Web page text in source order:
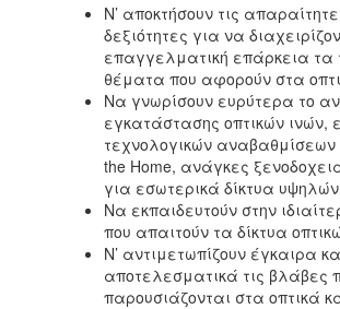
ΠΟΛΙΤΙΣΜΟΣ
Ν’ αποκτήσουν τις
δεξιότητες για να
επαγγελματική επάρκεια τα
θέματα που αφορούν στα
Να γνωρίσουν ευρύτερα το
εγκατάστασης οπτικών ινών,
τεχνολογικών αναβαθμίσεων
the Home, ανάγκες
για εσωτερικά δίκτυα
Να εκπαιδευτούν στην
που απαιτούν τα δίκτυα
Ν’ αντιμετωπίζουν έγκαιρα
αποτελεσματικά τις βλάβες
παρουσιάζονται στα οπτικά